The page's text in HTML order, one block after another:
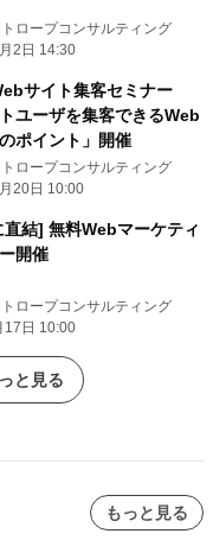
ロープコンサルティング
2日 14:30
サイト集客セミナー
トユーザを集客できるWeb
ポイント」開催
ロープコンサルティング
20日 10:00
結] 無料Webマーケティ
開催
ロープコンサルティング
17日 10:00
と見る
もっと見る